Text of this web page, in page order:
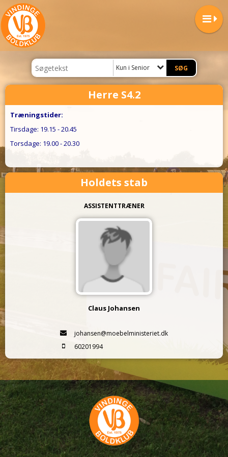
Kun i Senior
Herre S4.2
Træningstider:
Tirsdage: 19.15 - 20.45
Torsdage: 19.00 - 20.30
Holdets stab
ASSISTENTTRÆNER
Claus Johansen
johansen@moebelministeriet.dk
60201994